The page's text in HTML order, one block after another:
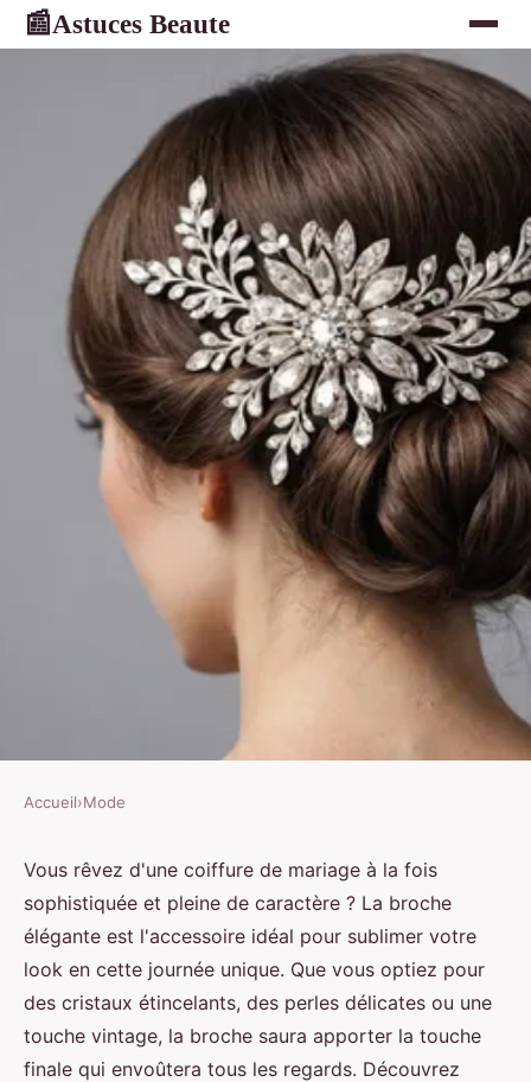
📰Astuces Beaute
Sublimez votre coiffure de
mariage avec une broche
élégante
Enzo•23 juillet 2024•6 min de lecture
Accueil›Mode
Vous rêvez d'une coiffure de mariage à la fois
sophistiquée et pleine de caractère ? La broche
élégante est l'accessoire idéal pour sublimer votre
look en cette journée unique. Que vous optiez pour
des cristaux étincelants, des perles délicates ou une
touche vintage, la broche saura apporter la touche
finale qui envoûtera tous les regards. Découvrez